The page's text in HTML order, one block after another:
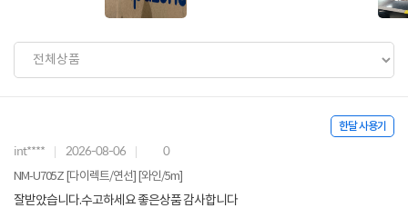
한달 사용기
int**** 2026-08-06 0
NM-U705Z [다이렉트/연선] [와인/5m]
잘받았습니다.수고하세요 좋은상품 감사합니다